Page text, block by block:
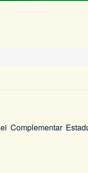
Complementar